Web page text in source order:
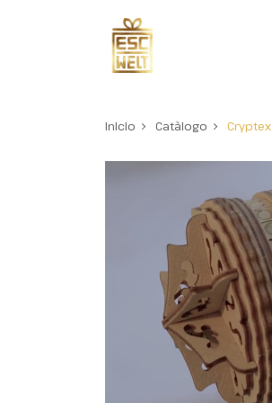
Inicio Catàlogo Cryptex